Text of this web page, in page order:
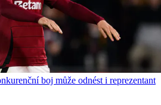
boj může odnést i reprezentant